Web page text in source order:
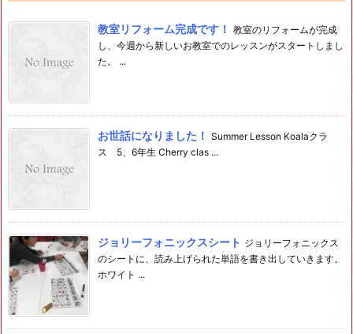
教室リフォーム完成です！ 教室のリフォームが完成
し、今週から新しいお教室でのレッスンがスタートしまし
た。 ...
お世話になりました！ Summer Lesson Koalaクラ
ス 5、6年生 Cherry clas ...
ジョリーフォニックスシート ジョリーフォニックス
のシートに、読み上げられた単語を書き出していきます。
ホワイト ...